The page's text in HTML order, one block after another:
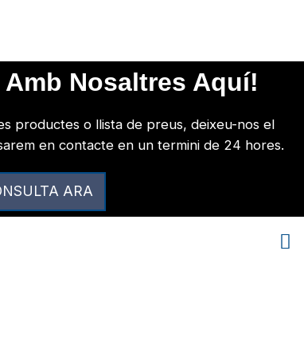
Nosaltres Aquí!
productes o llista de preus, deixeu-nos el
en contacte en un termini de 24 hores.
ARA